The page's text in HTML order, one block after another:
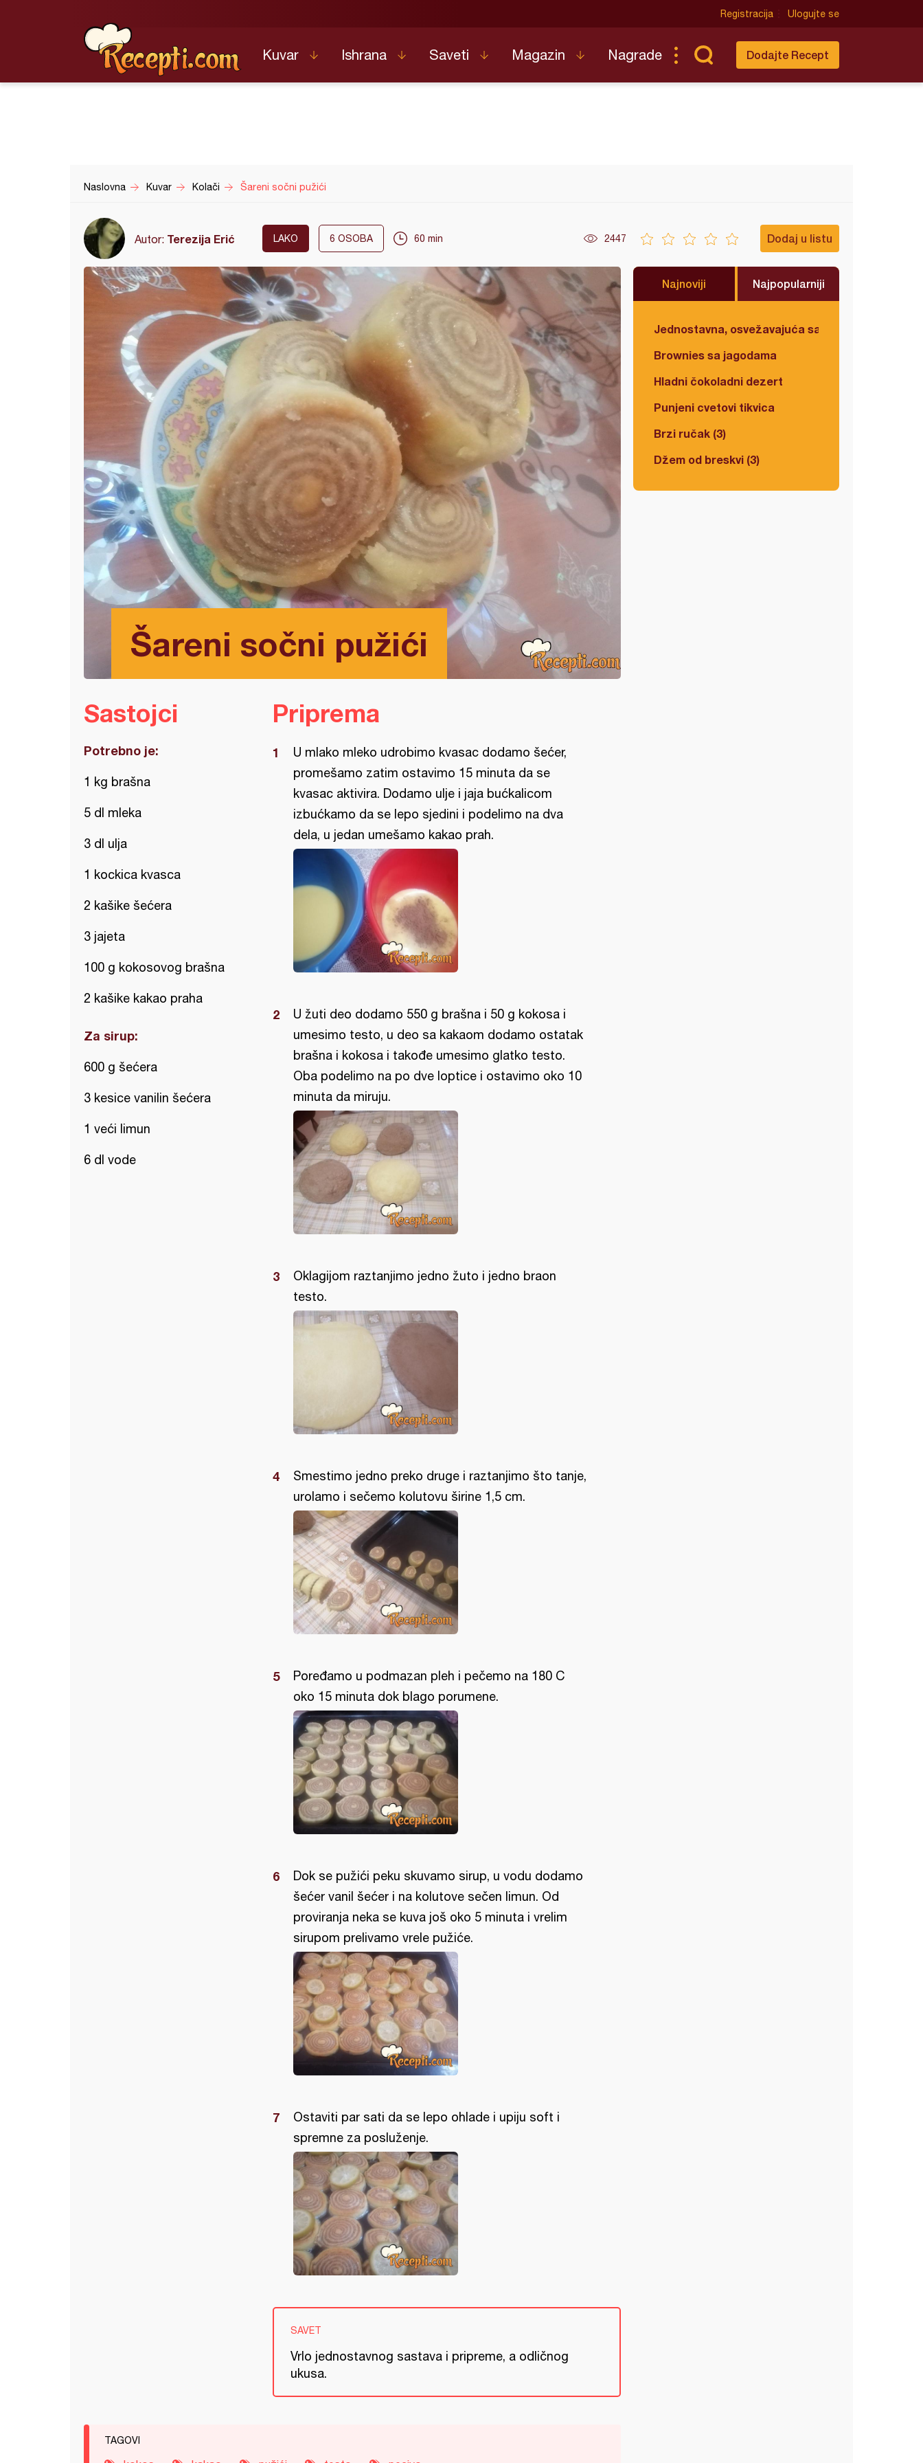
Registracija Ulogujte se
Kuvar Ishrana Saveti Magazin Nagrade Dodajte Recept
Naslovna Kuvar Kolači Šareni sočni pužići
Autor: Terezija Erić LAKO 6 OSOBA 60 min 2447 Dodaj u listu
Šareni sočni pužići
Najnoviji Najpopularniji
Jednostavna, osvežavajuća salata
Brownies sa jagodama
Hladni čokoladni dezert
Punjeni cvetovi tikvica
Brzi ručak (3)
Džem od breskvi (3)
Sastojci
Potrebno je:
1 kg brašna
5 dl mleka
3 dl ulja
1 kockica kvasca
2 kašike šećera
3 jajeta
100 g kokosovog brašna
2 kašike kakao praha
Za sirup:
600 g šećera
3 kesice vanilin šećera
1 veći limun
6 dl vode
Priprema
U mlako mleko udrobimo kvasac dodamo šećer,
promešamo zatim ostavimo 15 minuta da se
kvasac aktivira. Dodamo ulje i jaja bućkalicom
izbućkamo da se lepo sjedini i podelimo na dva
dela, u jedan umešamo kakao prah.
U žuti deo dodamo 550 g brašna i 50 g kokosa i
umesimo testo, u deo sa kakaom dodamo ostatak
brašna i kokosa i takođe umesimo glatko testo.
Oba podelimo na po dve loptice i ostavimo oko 10
minuta da miruju.
Oklagijom raztanjimo jedno žuto i jedno braon
testo.
Smestimo jedno preko druge i raztanjimo što tanje,
urolamo i sečemo kolutovu širine 1,5 cm.
Poređamo u podmazan pleh i pečemo na 180 C
oko 15 minuta dok blago porumene.
Dok se pužići peku skuvamo sirup, u vodu dodamo
šećer vanil šećer i na kolutove sečen limun. Od
proviranja neka se kuva još oko 5 minuta i vrelim
sirupom prelivamo vrele pužiće.
Ostaviti par sati da se lepo ohlade i upiju soft i
spremne za posluženje.
SAVET
Vrlo jednostavnog sastava i pripreme, a odličnog
ukusa.
TAGOVI